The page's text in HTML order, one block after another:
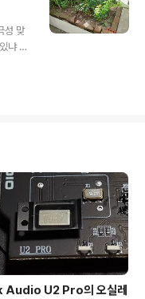
으
과정
6
앰프
성 맞
냐 라
기는
맞추
G 의
히 F
을 흔
.2. A
Audio U2 Pro의 오실레